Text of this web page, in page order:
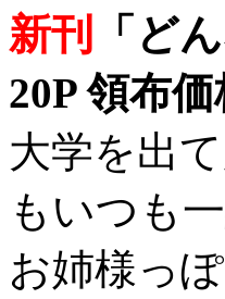
新刊
「ど
20P 領布
大学を出
もいつも
お姉様っ